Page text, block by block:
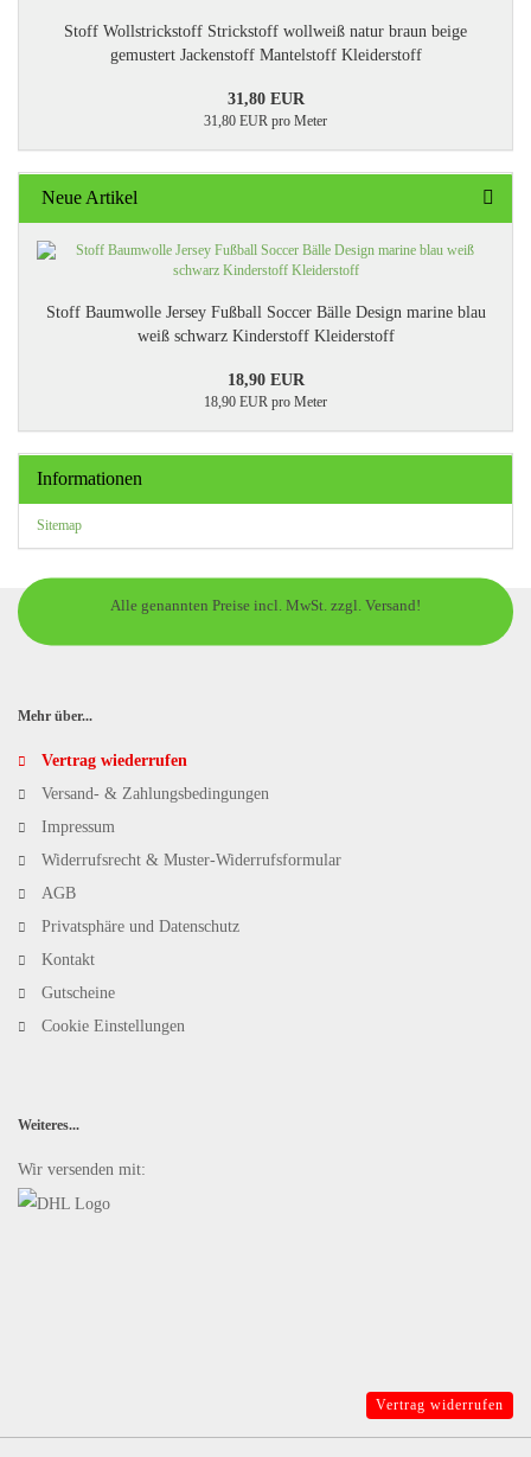
Stoff Wollstrickstoff Strickstoff wollweiß natur braun beige
gemustert Jackenstoff Mantelstoff Kleiderstoff
31,80 EUR
31,80 EUR pro Meter
Neue Artikel
Stoff Baumwolle Jersey Fußball Soccer Bälle Design marine blau
weiß schwarz Kinderstoff Kleiderstoff
18,90 EUR
18,90 EUR pro Meter
Informationen
Sitemap
Alle genannten Preise incl. MwSt. zzgl. Versand!
Mehr über...
Vertrag wiederrufen
Versand- & Zahlungsbedingungen
Impressum
Widerrufsrecht & Muster-Widerrufsformular
AGB
Privatsphäre und Datenschutz
Kontakt
Gutscheine
Cookie Einstellungen
Weiteres...
Wir versenden mit:
Vertrag widerrufen